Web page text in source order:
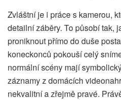
Zvláštní je i práce s kamerou,
detailní záběry. To působí tak,
proniknout přímo do duše
koneckonců pokouší celý
normální scény mají
záznamy z domácích
nekvalitní a zřejmě pravé.